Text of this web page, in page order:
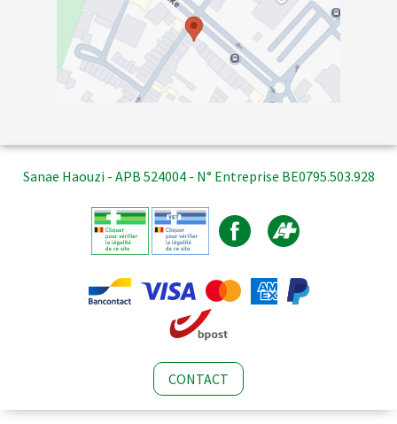
Sanae Haouzi - APB 524004 - N° Entreprise BE0795.503.928
CONTACT